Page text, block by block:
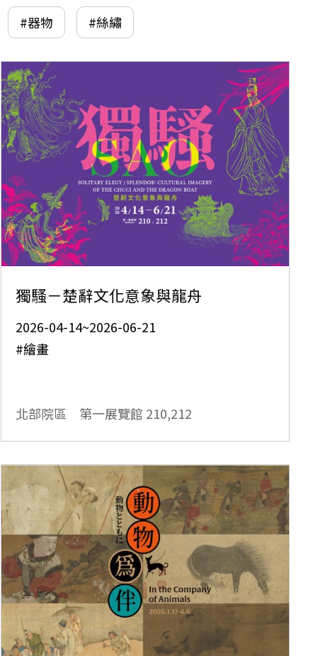
#器物 #絲繡
獨騷－楚辭文化意象與龍舟
2026-04-14~2026-06-21
#繪畫
北部院區 第一展覽館 210,212